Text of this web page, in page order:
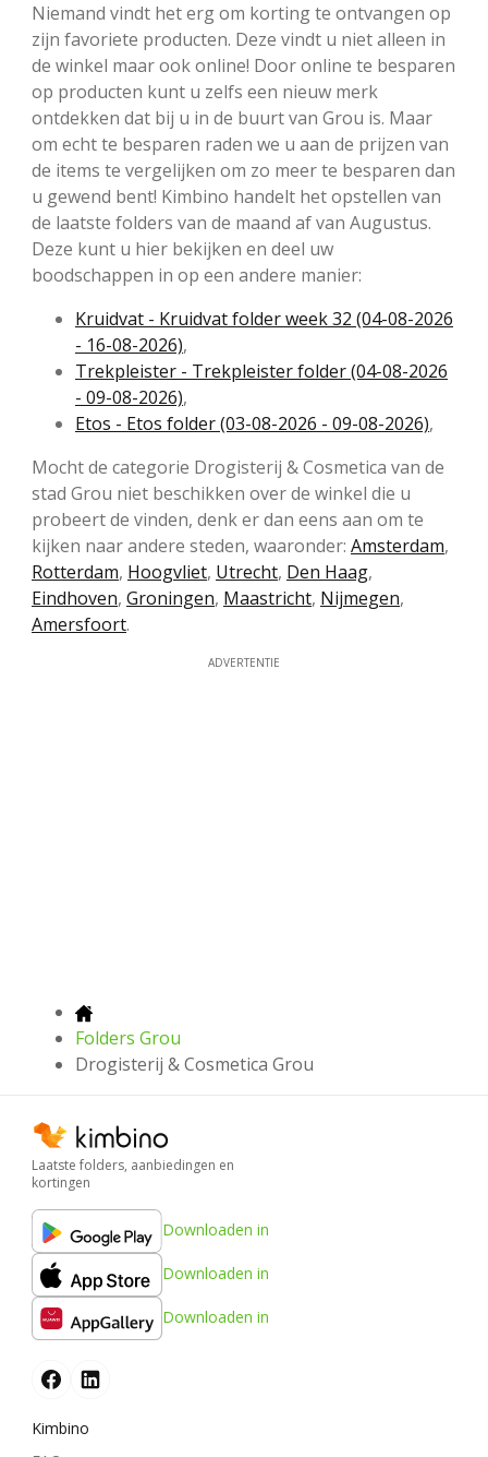
Niemand vindt het erg om korting te ontvangen op
zijn favoriete producten. Deze vindt u niet alleen in
de winkel maar ook online! Door online te besparen
op producten kunt u zelfs een nieuw merk
ontdekken dat bij u in de buurt van Grou is. Maar
om echt te besparen raden we u aan de prijzen van
de items te vergelijken om zo meer te besparen dan
u gewend bent! Kimbino handelt het opstellen van
de laatste folders van de maand af van Augustus.
Deze kunt u hier bekijken en deel uw
boodschappen in op een andere manier:
Kruidvat - Kruidvat folder week 32 (04-08-2026
- 16-08-2026),
Trekpleister - Trekpleister folder (04-08-2026
- 09-08-2026),
Etos - Etos folder (03-08-2026 - 09-08-2026),
Mocht de categorie Drogisterij & Cosmetica van de
stad Grou niet beschikken over de winkel die u
probeert de vinden, denk er dan eens aan om te
kijken naar andere steden, waaronder: Amsterdam,
Rotterdam, Hoogvliet, Utrecht, Den Haag,
Eindhoven, Groningen, Maastricht, Nijmegen,
Amersfoort.
ADVERTENTIE
Folders Grou
Drogisterij & Cosmetica Grou
Laatste folders, aanbiedingen en
kortingen
Downloaden in
Downloaden in
Downloaden in
Kimbino